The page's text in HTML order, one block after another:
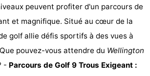
peuvent profiter d'un parcours de
et magnifique. Situé au cœur de la
golf allie défis sportifs à des vues à
pouvez-vous attendre du Wellington
- Parcours de Golf 9 Trous Exigeant :